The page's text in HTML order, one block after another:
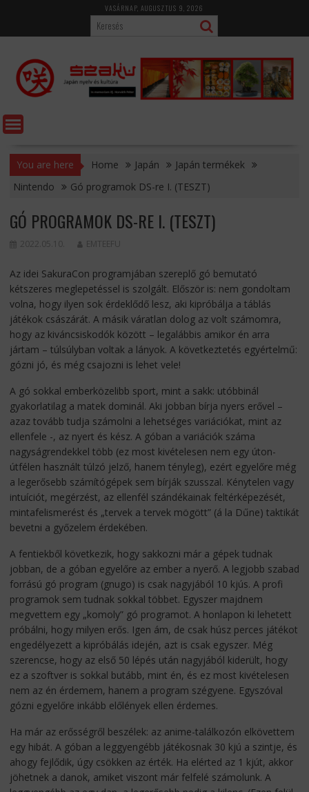
content
VASÁRNAP, AUGUSZTUS 9, 2026
You are here Home Japán
Japán termékek
Nintendo
Gó programok DS-re I. (TESZT)
GÓ PROGRAMOK DS-RE I. (TESZT)
2022.05.10. EMTEEFU
Az idei SakuraCon programjában szereplő gó bemutató
kétszeres meglepetéssel is szolgált. Először is: nem gondoltam
volna, hogy ilyen sok érdeklődő lesz, aki kipróbálja a táblás
játékok császárát. A másik váratlan dolog az volt számomra,
hogy az kiváncsiskodók között – legalábbis amikor én arra
jártam – túlsúlyban voltak a lányok. A következtetés egyértelmű:
gózni jó, és még csajozni is lehet vele!
A gó sokkal emberközelibb sport, mint a sakk: utóbbinál
gyakorlatilag a matek dominál. Aki jobban bírja nyers erővel –
azaz tovább tudja számolni a lehetséges variációkat, mint az
ellenfele -, az nyert és kész. A góban a variációk száma
nagyságrendekkel több (ez most kivételesen nem egy úton-
útfélen használt túlzó jelző, hanem tényleg), ezért egyelőre még
a legerősebb számítógépek sem bírják szusszal. Kénytelen vagy
intuíciót, megérzést, az ellenfél szándékainak feltérképezését,
mintafelismerést és „tervek a tervek mögött” (á la Dűne) taktikát
bevetni a győzelem érdekében.
A fentiekből következik, hogy sakkozni már a gépek tudnak
jobban, de a góban egyelőre az ember a nyerő. A legjobb szabad
forrású gó program (gnugo) is csak nagyjából 10 kjús. A profi
programok sem tudnak sokkal többet. Egyszer majdnem
megvettem egy „komoly” gó programot. A honlapon ki lehetett
próbálni, hogy milyen erős. Igen ám, de csak húsz perces játékot
engedélyezett a kipróbálás idején, azt is csak egyszer. Még
szerencse, hogy az első 50 lépés után nagyjából kiderült, hogy
ez a szoftver is sokkal butább, mint én, és ez most kivételesen
nem az én érdemem, hanem a program szégyene. Egyszóval
gózni egyelőre inkább előlények ellen érdemes.
Ha már az erősségről beszélek: az anime-találkozón elkövettem
egy hibát. A góban a leggyengébb játékosnak 30 kjú a szintje, és
ahogy fejlődik, úgy csökken az érték. Ha elérted az 1 kjút, akkor
jöhetnek a danok, amiket viszont már felfelé számolunk. A